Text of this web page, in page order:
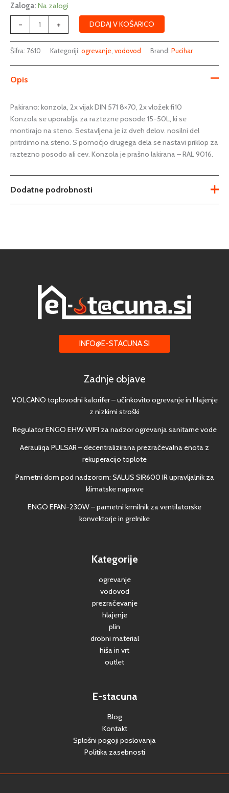
Zaloga: Na zalogi
- + DODAJ V KOŠARICO
Šifra: 7610 Kategoriji: ogrevanje, vodovod Brand: Pucihar
Opis
Pakirano: konzola, 2x vijak DIN 571 8×70, 2x vložek fi10
Konzola se uporablja za raztezne posode 15-50L, ki se
montirajo na steno. Sestavljena je iz dveh delov. nosilni del
pritrdimo na steno. S pomočjo drugega dela se nastavi priklop za
raztezno posodo ali cev. Konzola je prašno lakirana – RAL 9016.
Dodatne podrobnosti
INFO@E-STACUNA.SI
Zadnje objave
VOLCANO toplovodni kalorifer – učinkovito ogrevanje in hlajenje
z nizkimi stroški
Regulator ENGO EHW WIFI za nadzor ogrevanja sanitarne vode
Aerauliqa PULSAR – decentralizirana prezračevalna enota z
rekuperacijo toplote
Pametni dom pod nadzorom: SALUS SIR600 IR upravljalnik za
klimatske naprave
ENGO EFAN-230W – pametni krmilnik za ventilatorske
konvektorje in grelnike
Kategorije
ogrevanje
vodovod
prezračevanje
hlajenje
plin
drobni material
hiša in vrt
outlet
E-stacuna
Blog
Kontakt
Splošni pogoji poslovanja
Politika zasebnosti